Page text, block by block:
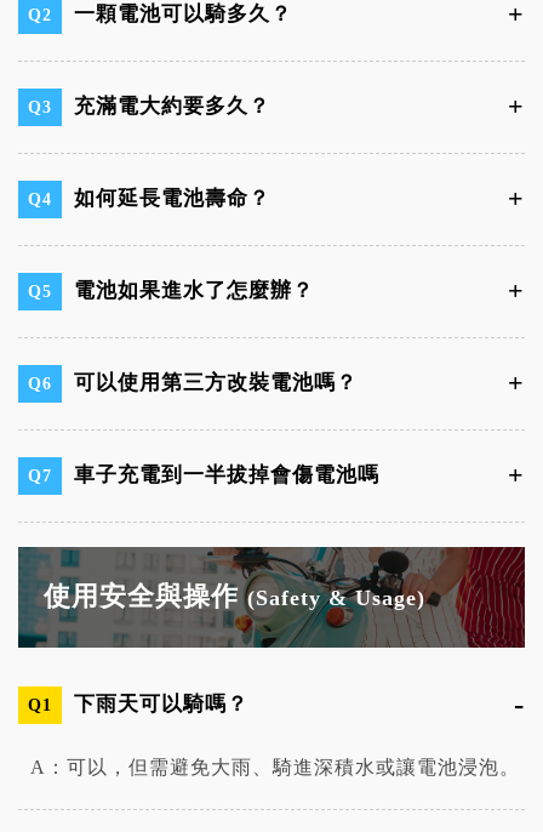
Q2 一顆電池可以騎多久？
Q3 充滿電大約要多久？
Q4 如何延長電池壽命？
Q5 電池如果進水了怎麼辦？
Q6 可以使用第三方改裝電池嗎？
Q7 車子充電到一半拔掉會傷電池嗎
使用安全與操作(Safety & Usage)
Q1 下雨天可以騎嗎？
A：可以，但需避免大雨、騎進深積水或讓電池浸泡。